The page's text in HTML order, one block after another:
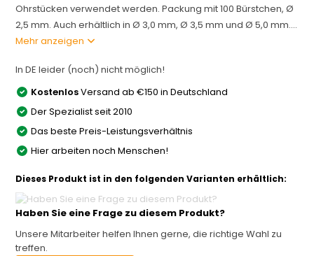
Ohrstücken verwendet werden. Packung mit 100 Bürstchen, Ø
2,5 mm. Auch erhältlich in Ø 3,0 mm, Ø 3,5 mm und Ø 5,0 mm....
Mehr anzeigen
In DE leider (noch) nicht möglich!
KostenlosVersand ab €150 in Deutschland
Der Spezialist seit 2010
Das beste Preis-Leistungsverhältnis
Hier arbeiten noch Menschen!
Dieses Produkt ist in den folgenden Varianten erhältlich:
Haben Sie eine Frage zu diesem Produkt?
Unsere Mitarbeiter helfen Ihnen gerne, die richtige Wahl zu
treffen.